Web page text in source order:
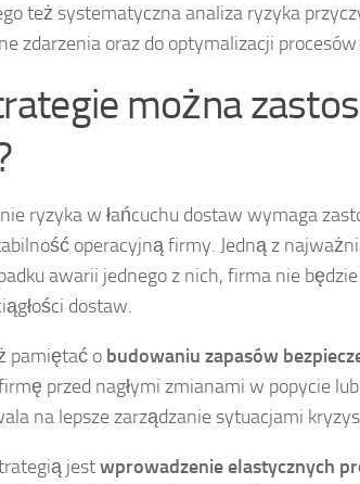
też systematyczna analiza ryzyka
zdarzenia oraz do optymalizacji
można
ryzyka w łańcuchu dostaw wymaga
operacyjną firmy. Jedną z
awarii jednego z nich, firma nie
dostaw.
pamiętać o budowaniu zapasów
przed nagłymi zmianami w popycie
na lepsze zarządzanie sytuacjami
jestwprowadzenie elastycznych